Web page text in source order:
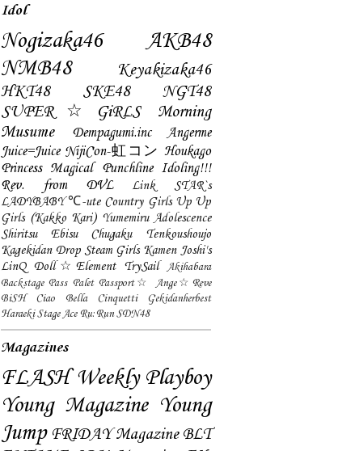
Idol
Nogizaka46
AKB48
NMB48
Keyakizaka46
HKT48
SKE48
NGT48
SUPER☆GiRLS
Morning
Musume
Dempagumi.inc
Angerme
Juice=Juice NijiCon-虹コン Houkago
Princess Magical Punchline Idoling!!!
Rev. from DVL
Link STAR`s
LADYBABY ℃-ute Country Girls Up Up
Girls (Kakko Kari) Yumemiru Adolescence
Shiritsu Ebisu Chugaku
Tenkoushoujo
Kagekidan Drop Steam Girls Kamen Joshi's
LinQ Doll☆Element TrySail
Akihabara
Backstage Pass Palet Passport☆
Ange☆Reve
BiSH
Ciao Bella Cinquetti
Gekidanherbest
Haraeki Stage Ace Ru:Run SDN48
Magazines
FLASH Weekly Playboy
Young Magazine Young
Jump FRIDAY Magazine BLT